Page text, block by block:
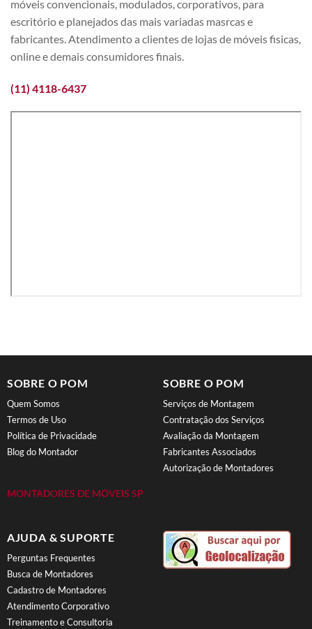
móveis convencionais, modulados, corporativos, para
escritório e planejados das mais variadas masrcas e
fabricantes. Atendimento a clientes de lojas de móveis fisicas,
online e demais consumidores finais.
(11) 4118-6437
SOBRE O POM
Quem Somos
Termos de Uso
Política de Privacidade
Blog do Montador
MONTADORES DE MÓVEIS SP
SOBRE O POM
Serviços de Montagem
Contratação dos Serviços
Avaliação da Montagem
Fabricantes Associados
Autorização de Montadores
AJUDA & SUPORTE
Perguntas Frequentes
Busca de Montadores
Cadastro de Montadores
Atendimento Corporativo
Treinamento e Consultoria